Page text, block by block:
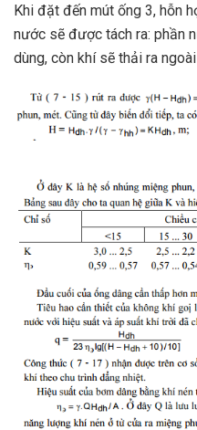
Khi đặt đến mút ống 3, hỗn
nước sẽ được tách ra: phần
dùng, còn khí sẽ thải ra